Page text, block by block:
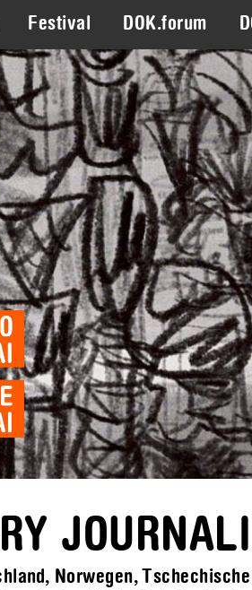
Festival DOK.forum
Norwegen,